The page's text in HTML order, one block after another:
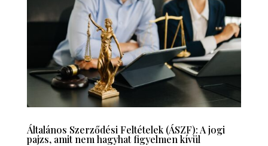
Általános Szerződési Feltételek (ÁSZF): A jogi
pajzs, amit nem hagyhat figyelmen kívül